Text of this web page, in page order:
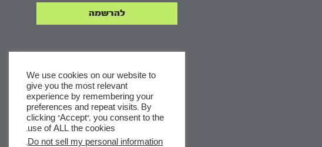
We use cookies on our website to
give you the most relevant
experience by remembering your
preferences and repeat visits. By
clicking “Accept”, you consent to the
use of ALL the cookies.
Do not sell my personal information
.
x
לסדרות
ומסלולי לימוד באתר